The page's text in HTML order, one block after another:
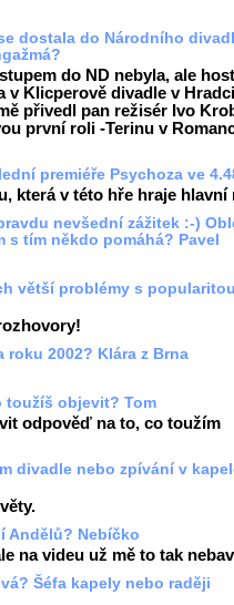
dostala do Národního
do ND nebyla, ale
v Klicperově divadle v Hradci
přivedl pan režisér Ivo
první roli -Terinu v
premiéře Psychoza ve
která v této hře hraje hlavní
nevšední zážitek :-)
tím někdo pomáhá? Pavel
větší problémy s
2002? Klára z Brna
toužíš objevit? Tom
odpověď na to, co toužím
divadle nebo zpívání v
Andělů? Nebíčko
na videu už mě to tak
Šéfa kapely nebo raději